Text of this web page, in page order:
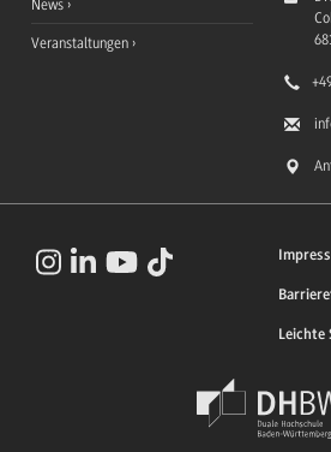
News
Veranstaltungen
Leichte